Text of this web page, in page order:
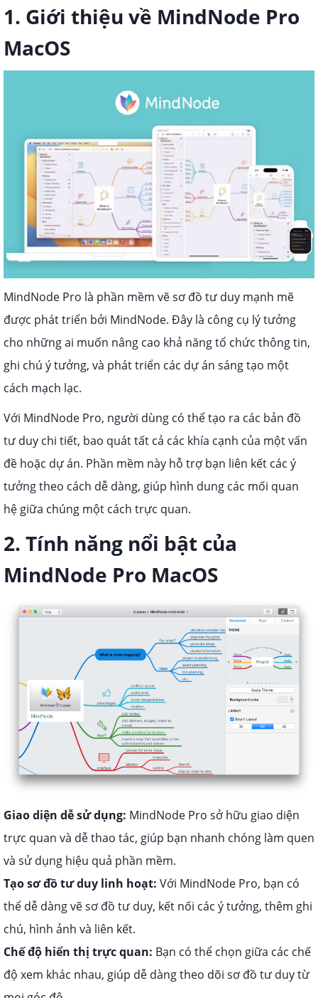
1. Giới thiệu về MindNode Pro
MacOS
MindNode Pro là phần mềm vẽ sơ đồ tư duy mạnh mẽ
được phát triển bởi MindNode. Đây là công cụ lý tưởng
cho những ai muốn nâng cao khả năng tổ chức thông tin,
ghi chú ý tưởng, và phát triển các dự án sáng tạo một
cách mạch lạc.
Với MindNode Pro, người dùng có thể tạo ra các bản đồ
tư duy chi tiết, bao quát tất cả các khía cạnh của một vấn
đề hoặc dự án. Phần mềm này hỗ trợ bạn liên kết các ý
tưởng theo cách dễ dàng, giúp hình dung các mối quan
hệ giữa chúng một cách trực quan.
2. Tính năng nổi bật của
MindNode Pro MacOS
Giao diện dễ sử dụng: MindNode Pro sở hữu giao diện
trực quan và dễ thao tác, giúp bạn nhanh chóng làm quen
và sử dụng hiệu quả phần mềm.
Tạo sơ đồ tư duy linh hoạt: Với MindNode Pro, bạn có
thể dễ dàng vẽ sơ đồ tư duy, kết nối các ý tưởng, thêm ghi
chú, hình ảnh và liên kết.
Chế độ hiển thị trực quan: Bạn có thể chọn giữa các chế
độ xem khác nhau, giúp dễ dàng theo dõi sơ đồ tư duy từ